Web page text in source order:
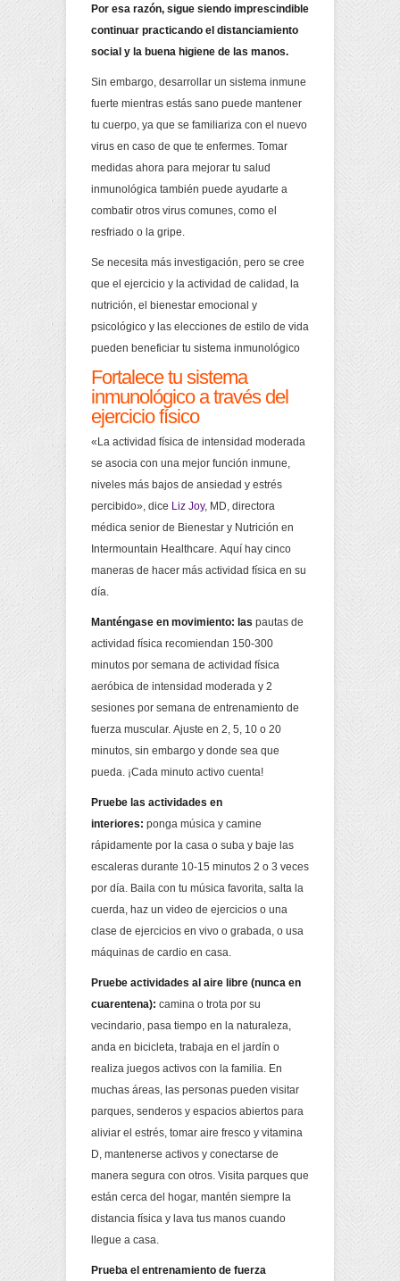
Por esa razón, sigue siendo imprescindible
continuar practicando el distanciamiento
social y la buena higiene de las manos.
Sin embargo, desarrollar un sistema inmune
fuerte mientras estás sano puede mantener
tu cuerpo, ya que se familiariza con el nuevo
virus en caso de que te enfermes. Tomar
medidas ahora para mejorar tu salud
inmunológica también puede ayudarte a
combatir otros virus comunes, como el
resfriado o la gripe.
Se necesita más investigación, pero se cree
que el ejercicio y la actividad de calidad, la
nutrición, el bienestar emocional y
psicológico y las elecciones de estilo de vida
pueden beneficiar tu sistema inmunológico
Fortalece tu sistema
inmunológico a través del
ejercicio físico
«La actividad física de intensidad moderada
se asocia con una mejor función inmune,
niveles más bajos de ansiedad y estrés
percibido», dice Liz Joy, MD, directora
médica senior de Bienestar y Nutrición en
Intermountain Healthcare. Aquí hay cinco
maneras de hacer más actividad física en su
día.
Manténgase en movimiento: las pautas de
actividad física recomiendan 150-300
minutos por semana de actividad física
aeróbica de intensidad moderada y 2
sesiones por semana de entrenamiento de
fuerza muscular. Ajuste en 2, 5, 10 o 20
minutos, sin embargo y donde sea que
pueda. ¡Cada minuto activo cuenta!
Pruebe las actividades en
interiores: ponga música y camine
rápidamente por la casa o suba y baje las
escaleras durante 10-15 minutos 2 o 3 veces
por día. Baila con tu música favorita, salta la
cuerda, haz un video de ejercicios o una
clase de ejercicios en vivo o grabada, o usa
máquinas de cardio en casa.
Pruebe actividades al aire libre (nunca en
cuarentena): camina o trota por su
vecindario, pasa tiempo en la naturaleza,
anda en bicicleta, trabaja en el jardín o
realiza juegos activos con la familia. En
muchas áreas, las personas pueden visitar
parques, senderos y espacios abiertos para
aliviar el estrés, tomar aire fresco y vitamina
D, mantenerse activos y conectarse de
manera segura con otros. Visita parques que
están cerca del hogar, mantén siempre la
distancia física y lava tus manos cuando
llegue a casa.
Prueba el entrenamiento de fuerza